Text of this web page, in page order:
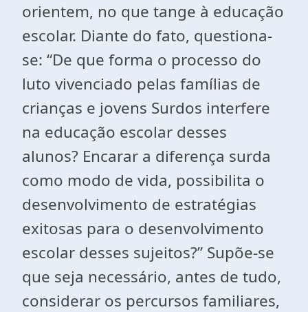
orientem, no que tange à educação
escolar. Diante do fato, questiona-
se: “De que forma o processo do
luto vivenciado pelas famílias de
crianças e jovens Surdos interfere
na educação escolar desses
alunos? Encarar a diferença surda
como modo de vida, possibilita o
desenvolvimento de estratégias
exitosas para o desenvolvimento
escolar desses sujeitos?” Supõe-se
que seja necessário, antes de tudo,
considerar os percursos familiares,